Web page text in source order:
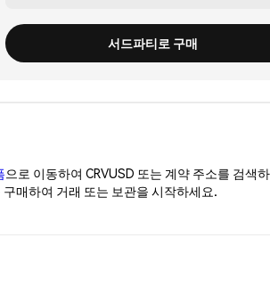
서드파티로 구매
으로 이동하여 CRVUSD 또는 계약 주소를 검색
매하여 거래 또는 보관을 시작하세요.